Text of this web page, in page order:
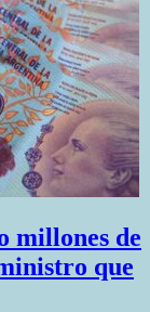
millones de
que